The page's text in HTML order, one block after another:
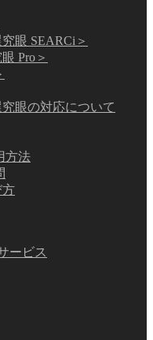
眼 SEARCi＞
Pro＞
眼の対応について
方法
方
ービス